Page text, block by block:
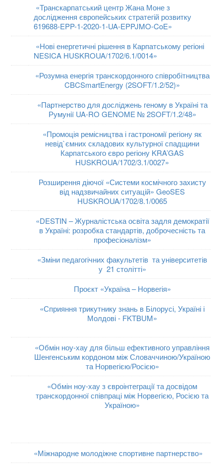
«Транскарпатський центр Жана Моне з
дослідження європейських стратегій розвитку
619688-EPP-1-2020-1-UA-EPPJMO-CoE»
«Нові енергетичні рішення в Карпатському регіоні
NESICA HUSKROUA/1702/6.1/0014»
«Розумна енергія транскордонного співробітництва
CBCSmartEnergy (2SOFT/1.2/52)»
«Партнерство для досліджень геному в Україні та
Румунії UA-RO GENOME № 2SOFT/1.2/48»
«Промоція ремісництва і гастрономії регіону як
невід`ємних складових культурної спадщини
Карпатського євро регіону KRA’GAS
HUSKROUA/1702/3.1/0027»
Розширення діючої «Системи космічного захисту
від надзвичайних ситуацій» GeoSES
HUSKROUA/1702/8.1/0065
«DESTIN – Журналістська освіта задля демократії
в Україні: розробка стандартів, доброчесність та
професіоналізм»
«Зміни педагогічних факультетів та університетів
у 21 столітті»
Проєкт «Україна – Норвегія»
«Сприяння трикутнику знань в Білорусі, Україні і
Молдові - FKTBUM»
«Обмін ноу-хау для більш ефективного управління
Шенгенським кордоном між Словаччиною/Україною
та Норвегією/Росією»
«Обмін ноу-хау з євроінтеграції та досвідом
транскордонної співпраці між Норвегією, Росією та
Україною»
«Міжнародне молодіжне спортивне партнерство»